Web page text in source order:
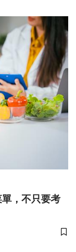
，不只要考
儲